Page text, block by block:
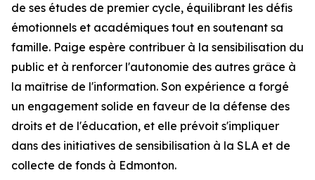
de ses études de premier cycle, équilibrant les défis
émotionnels et académiques tout en soutenant sa
famille. Paige espère contribuer à la sensibilisation du
public et à renforcer l'autonomie des autres grâce à
la maîtrise de l'information. Son expérience a forgé
un engagement solide en faveur de la défense des
droits et de l'éducation, et elle prévoit s'impliquer
dans des initiatives de sensibilisation à la SLA et de
collecte de fonds à Edmonton.